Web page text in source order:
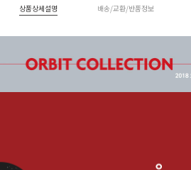
상품상세설명 배송/교환/반품정보